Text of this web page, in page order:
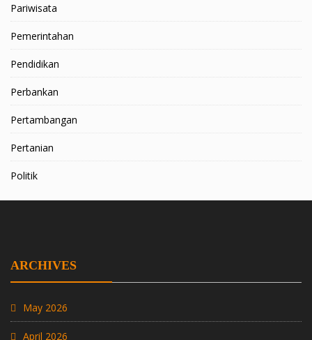
Pariwisata
Pemerintahan
Pendidikan
Perbankan
Pertambangan
Pertanian
Politik
ARCHIVES
May 2026
April 2026